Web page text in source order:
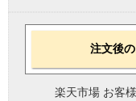
注文後
楽天市場 お客